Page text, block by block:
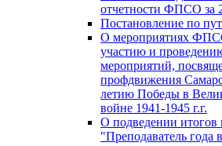
отчетности ФПСО за
Постановление по
О мероприятиях
участию и
мероприятий,
профдвижения
летию Победы в
войне 1941-1945 г.г.
О подведении итогов
"Преподаватель года